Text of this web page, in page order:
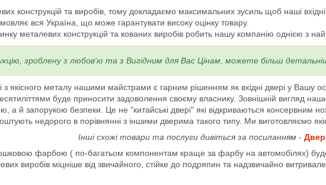
конструкцій та виробів, тому докладаємо максимальних зусиль щоб наші
вся Україна, що може гарантувати високу оцінку товару.
металевих конструкцій та кованих виробів робить нашу компанію однією з
зроблену з любов'ю та з Вигідним для Вас Цінам, можете більш
з якісного металу нашими майстрами є гарним рішенням як вхідні двері у
буде приносити задоволення своєму власнику. Зовнішній вигляд
а й запорукою безпеки. Це не "китайські двері" які відкриваються консервним
недорого в порівнянні з іншими дверима такого типу. Ми виготовляємо
Інші схожі товари та послуги дивіться за посиланням -
фарбою ( по-багатьом компонентам краще за фарбу на автомобілях)
виробів міцніше від звичайного, стійке до подряпин та надзвичайно